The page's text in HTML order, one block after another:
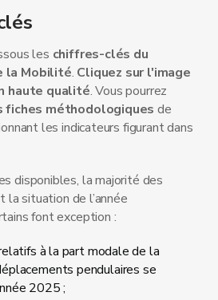
les chiffres-clés du
la Mobilité. Cliquez sur l'image
haute qualité. Vous pourrez
fiches méthodologiques de
les indicateurs figurant dans
disponibles, la majorité des
la situation de l’année
font exception :
à la part modale de la
pendulaires se
2025 ;